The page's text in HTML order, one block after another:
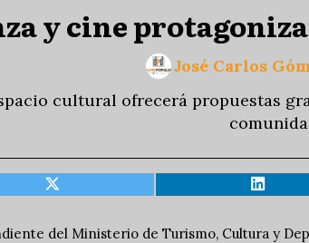
y cine
cultural ofrecerá propuestas
José Carlos
del Ministerio de Turismo, Cultura y